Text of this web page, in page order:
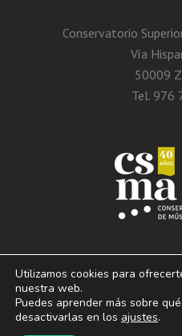
Conservatorio
Vía
50009
Tel. 976
© 2013 – 2026. Conservatorio Superior
Utilizamos cookies para
nuestra web.
Puedes aprender más sobre
desactivarlas en los ajustes.